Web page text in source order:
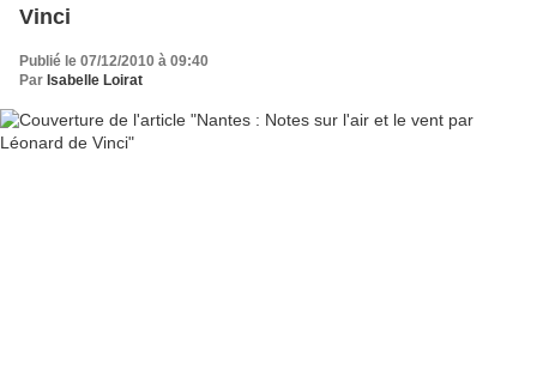
Vinci
Publié le 07/12/2010 à 09:40
Par Isabelle Loirat